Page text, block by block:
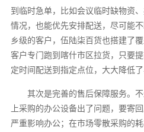
到临时急单，比如会议临时缺物资
情况，也能优先安排配送，尽可能
乡级的客户，伍陆柒百货也搭建了
客户专门跑到喀什市区拉货，只要
定时间配送到指定点位，大大降低
其次是完善的售后保障服务。
上采购的办公设备出了问题，要寄
严重影响办公；在市场零散采购的